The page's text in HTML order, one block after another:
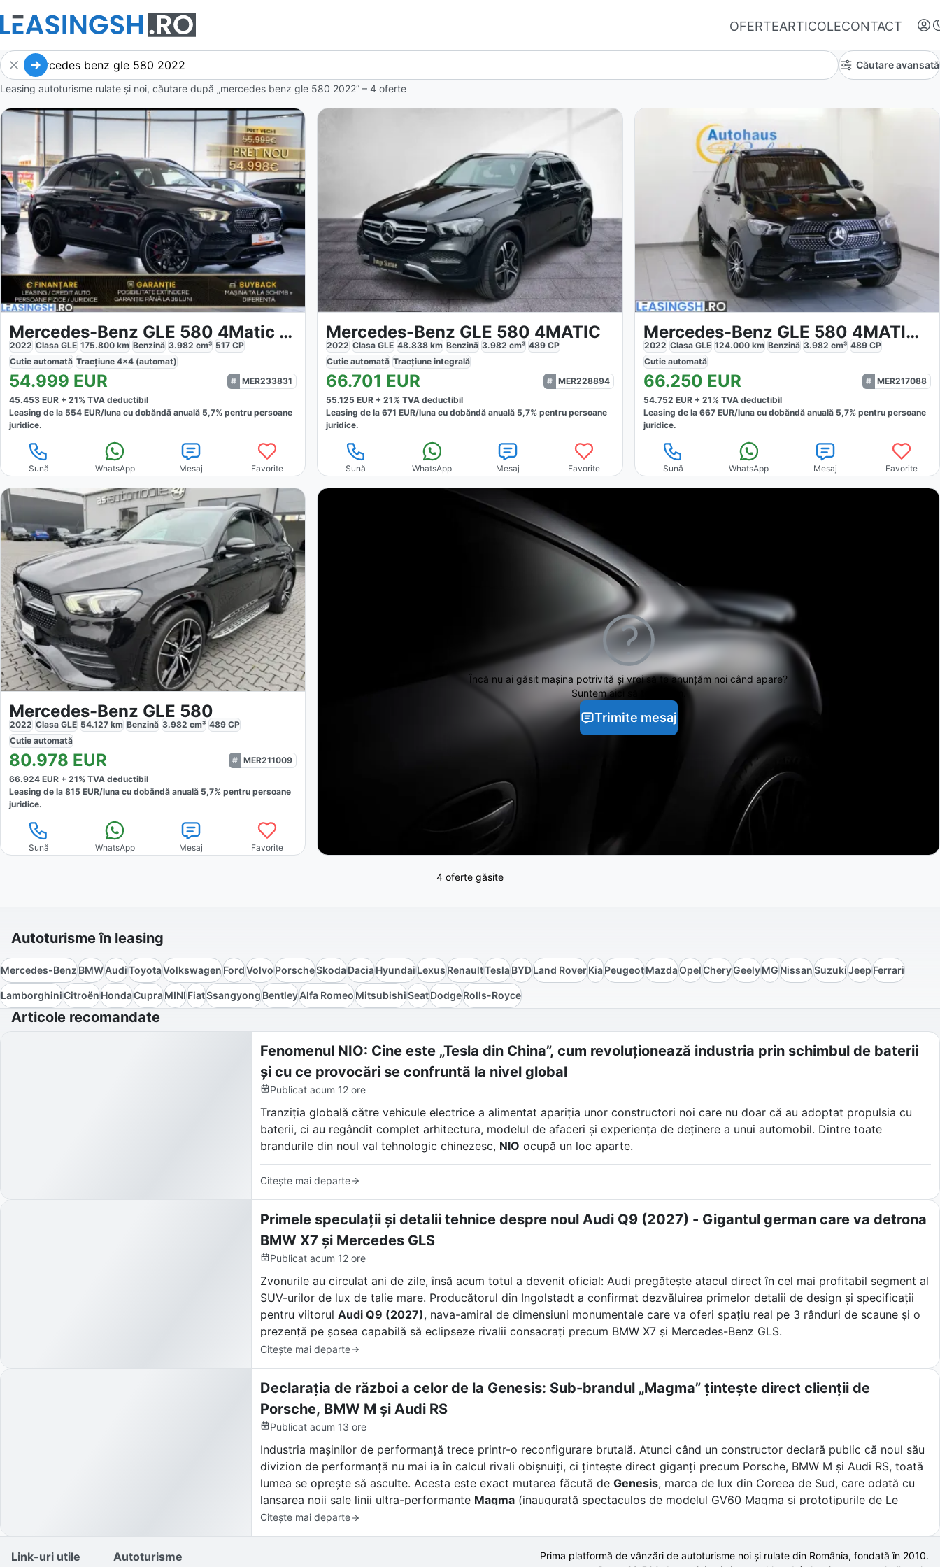
OFERTEARTICOLECONTACT
Autentifică-te
Nu ai oferte favorite
Căutare avansată
Leasing autoturisme rulate și noi, căutare după „mercedes benz gle 580 2022” – 4 oferte
Mercedes-Benz GLE 580 4Matic 9G-TRONIC AMG Line Premium
2022 Clasa GLE 175.800 km Benzină 3.982 cm³ 517 CP
Cutie automată Tracțiune 4x4 (automat)
54.999 EUR
MER233831
45.453 EUR + 21% TVA deductibil
Leasing de la 554 EUR/luna cu dobăndă anuală 5,7% pentru persoane
juridice.
Sună WhatsApp Mesaj Favorite
Mercedes-Benz GLE 580 4MATIC
2022 Clasa GLE 48.838 km Benzină 3.982 cm³ 489 CP
Cutieautomată Tracțiuneintegrală
66.701 EUR
MER228894
55.125 EUR +21% TVA deductibil
Leasing de la671 EUR/luna cu dobăndă anuală 5,7% pentru persoane
juridice.
Sună WhatsApp Mesaj Favorite
Mercedes-Benz GLE 580 4MATIC AMG
2022 Clasa GLE 124.000km Benzină 3.982 cm³ 489CP
Cutie automată
66.250 EUR
MER217088
54.752 EUR + 21% TVA deductibil
Leasing de la 667EUR/lunacu dobăndă anuală 5,7% pentru persoane
juridice.
Sună WhatsApp Mesaj Favorite
Mercedes-Benz GLE 580
2022 Clasa GLE 54.127 km Benzină 3.982 cm³ 489 CP
Cutie automată
80.978 EUR
MER211009
66.924 EUR + 21% TVA deductibil
Leasing de la 815 EUR/luna cu dobăndă anuală 5,7% pentru persoane
juridice.
Sună WhatsApp Mesaj Favorite
Încă nu ai găsit mașina potrivită și vrei să te anunțăm noi când apare?
Suntem aici să te ajutăm.
Trimite mesaj
4 oferte găsite
Autoturisme în leasing
Mercedes-BenzBMWAudiToyotaVolkswagenFordVolvoPorscheSkodaDaciaHyundaiLexusRenaultTeslaBYDLand RoverKiaPeugeotMazdaOpelCheryGeelyMGNissanSuzukiJeepFerrari
LamborghiniCitroënHondaCupraMINIFiatSsangyongBentleyAlfa RomeoMitsubishiSeatDodgeRolls-Royce
Articole recomandate
Fenomenul NIO: Cine este „Tesla din China”, cum revoluționează industria prin schimbul de baterii
și cu ce provocări se confruntă la nivel global
Publicat acum 12 ore
Tranziția globală către vehicule electrice a alimentat apariția unor constructori noi care nu doar că au adoptat propulsia cu
baterii, ci au regândit complet arhitectura, modelul de afaceri și experiența de deținere a unui automobil. Dintre toate
brandurile din noul val tehnologic chinezesc, NIO ocupă un loc aparte.
Denumită frecvent de presa internațională „Tesla din China”, compania din Shanghai nu s-a mulțumit doar să construiască
SUV-uri și sedanuri electrice de lux. NIO a creat un ecosistem unic bazat pe schimburile automatizate de baterii, asistenți
Citește mai departe
Primele speculații și detalii tehnice despre noul Audi Q9 (2027) - Gigantul german care va detrona
BMW X7 și Mercedes GLS
Publicat acum 12 ore
Zvonurile au circulat ani de zile, însă acum totul a devenit oficial: Audi pregătește atacul direct în cel mai profitabil segment al
SUV-urilor de lux de talie mare. Producătorul din Ingolstadt a confirmat dezvăluirea primelor detalii de design și specificații
pentru viitorul Audi Q9 (2027), nava-amiral de dimensiuni monumentale care va oferi spațiu real pe 3 rânduri de scaune și o
prezență pe șosea capabilă să eclipseze rivalii consacrați precum BMW X7 și Mercedes-Benz GLS.
Citește mai departe
Declarația de război a celor de la Genesis: Sub-brandul „Magma” țintește direct clienții de
Porsche, BMW M și Audi RS
Publicat acum 13 ore
Industria mașinilor de performanță trece printr-o reconfigurare brutală. Atunci când un constructor declară public că noul său
divizion de performanță nu mai ia în calcul rivali obișnuiți, ci țintește direct giganți precum Porsche, BMW M și Audi RS, toată
lumea se oprește să asculte. Acesta este exact mutarea făcută de Genesis, marca de lux din Coreea de Sud, care odată cu
lansarea noii sale linii ultra-performanteMagma(inaugurată spectaculos de modelul GV60 Magma și prototipurile de Le
Mans), declară deschis că vrea să fure din clienții fideli ai celor mai mari nume germane.
și gigantul din Stuttgart sau München, trebuie să răspundem la o întrebare esențială pentru mulți șoferi din Europa de Est.
Citește mai departe
Prima platformă de vânzări de autoturisme noi și rulate din România, fondată în 2010.
Link-uri utile Autoturisme